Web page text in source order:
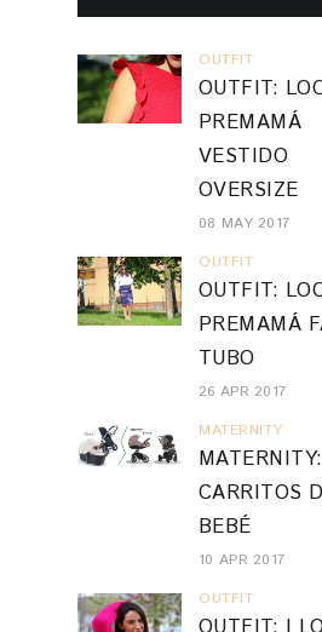
OUTFIT
OUTFIT:
PREMAMÁ
VESTIDO
OVERSIZE
08 MAY 2017
OUTFIT
OUTFIT:
PREMAMÁ
TUBO
26 APR 2017
MATERNITY
MATERNITY:
CARRITOS
BEBÉ
10 APR 2017
OUTFIT